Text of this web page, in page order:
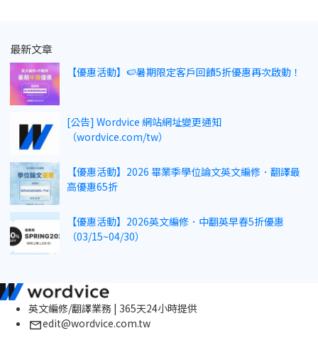
最新文章
【優惠活動】🍉暑期限定客戶回饋5折優惠再次啟動！
[公告] Wordvice 網站網址變更通知
（wordvice.com/tw）
【優惠活動】2026 畢業季學位論文英文編修．翻譯最
高優惠65折
【優惠活動】2026英文編修．中翻英早春5折優惠
（03/15~04/30）
英文編修/翻譯業務 | 365天24小時提供
edit@wordvice.com.tw